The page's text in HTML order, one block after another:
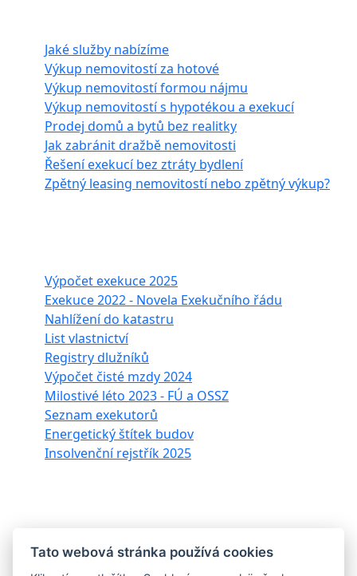
Jaké služby nabízíme
Výkup nemovitostí za hotové
Výkup nemovitostí formou nájmu
Výkup nemovitostí s hypotékou a exekucí
Prodej domů a bytů bez realitky
Jak zabránit dražbě nemovitosti
Řešení exekucí bez ztráty bydlení
Zpětný leasing nemovitostí nebo zpětný výkup?
Výpočet exekuce 2025
Exekuce 2022 - Novela Exekučního řádu
Nahlížení do katastru
List vlastnictví
Registry dlužníků
Výpočet čisté mzdy 2024
Milostivé léto 2023 - FÚ a OSSZ
Seznam exekutorů
Energetický štítek budov
Insolvenční rejstřík 2025
Blog
Banky a bankovní kódy
Tato webová stránka používá cookies